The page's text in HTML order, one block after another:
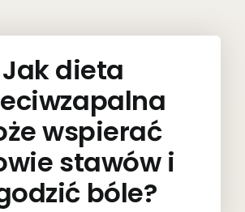
Jak dieta
wspierać
stawów i
bóle?